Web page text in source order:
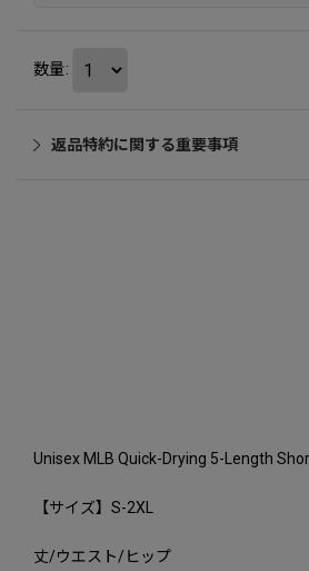
数量:
返品特約に関する重要事項
Unisex MLB Quick-Drying 5-Length
【サイズ】S-2XL
丈/ウエスト/ヒップ